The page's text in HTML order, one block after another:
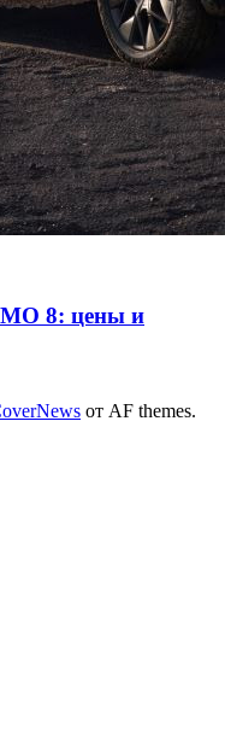
8: цены и
от AF themes.